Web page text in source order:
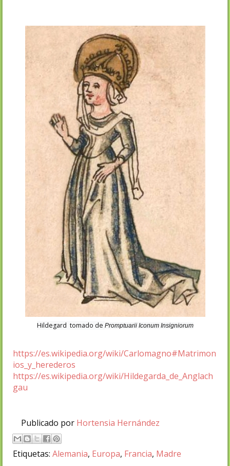
Hildegard tomado de Promptuarii Iconum Insigniorum
https://es.wikipedia.org/wiki/Carlomagno#Matrimon
ios_y_herederos
https://es.wikipedia.org/wiki/Hildegarda_de_Anglach
gau
Publicado por Hortensia Hernández
Etiquetas: Alemania, Europa, Francia, Madre